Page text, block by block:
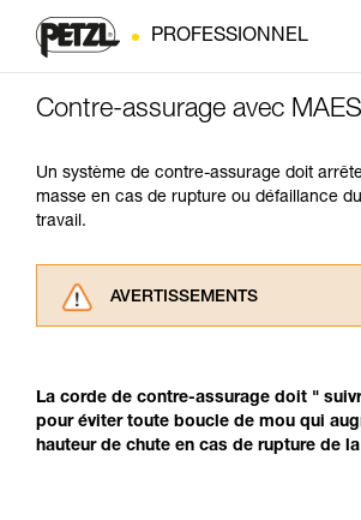
PROFESSIONNEL
Contre-assurage avec
Un système de contre-assurage doit
masse en cas de rupture ou défaillance
travail.
AVERTISSEMENTS
consulter. Vous devez avoir
informations de la notice
pouvoir comprendre ce
La corde de contre-assurage doit "
pour éviter toute boucle de mou qui
hauteur de chute en cas de rupture de